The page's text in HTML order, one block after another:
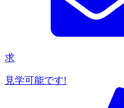
求
見学可能です!